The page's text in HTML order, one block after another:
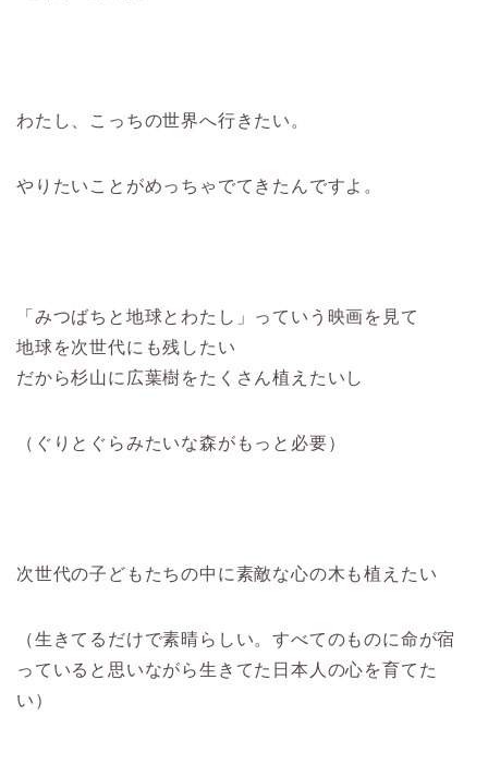
わたし、こっちの世界へ行きたい。
やりたいことがめっちゃでてきたんですよ。
「みつばちと地球とわたし」っていう映画を見て
地球を次世代にも残したい
だから杉山に広葉樹をたくさん植えたいし
（ぐりとぐらみたいな森がもっと必要）
次世代の子どもたちの中に素敵な心の木も植えたい
（生きてるだけで素晴らしい。すべてのものに命が宿
っていると思いながら生きてた日本人の心を育てた
い）